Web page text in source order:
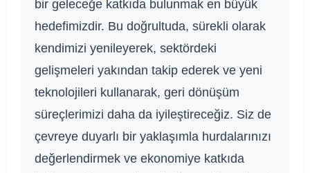
bir geleceğe katkıda bulunmak en büyük
hedefimizdir. Bu doğrultuda, sürekli olarak
kendimizi yenileyerek, sektördeki
gelişmeleri yakından takip ederek ve yeni
teknolojileri kullanarak, geri dönüşüm
süreçlerimizi daha da iyileştireceğiz. Siz de
çevreye duyarlı bir yaklaşımla hurdalarınızı
değerlendirmek ve ekonomiye katkıda